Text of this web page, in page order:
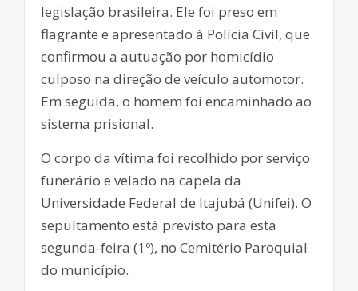
legislação brasileira. Ele foi preso em
flagrante e apresentado à Polícia Civil, que
confirmou a autuação por homicídio
culposo na direção de veículo automotor.
Em seguida, o homem foi encaminhado ao
sistema prisional.
O corpo da vítima foi recolhido por serviço
funerário e velado na capela da
Universidade Federal de Itajubá (Unifei). O
sepultamento está previsto para esta
segunda-feira (1º), no Cemitério Paroquial
do município.